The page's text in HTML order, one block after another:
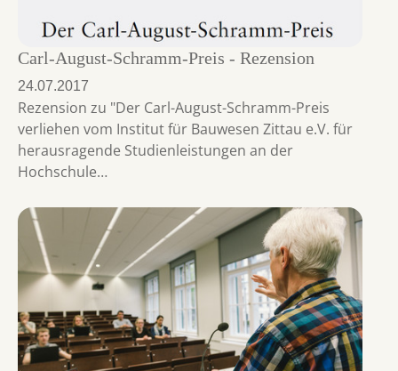
Carl-August-Schramm-Preis - Rezension
24.07.2017
Rezension zu "Der Carl-August-Schramm-Preis
verliehen vom Institut für Bauwesen Zittau e.V. für
herausragende Studienleistungen an der
Hochschule…